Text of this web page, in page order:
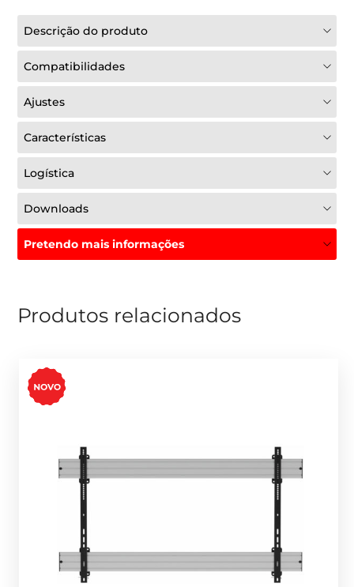
Descrição do produto
Compatibilidades
Ajustes
Características
Logística
Downloads
Pretendo mais informações
Produtos relacionados